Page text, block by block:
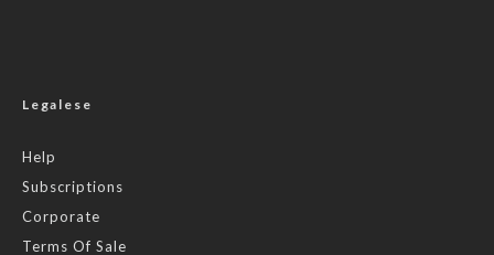
Legalese
Help
Subscriptions
Corporate
Terms Of Sale